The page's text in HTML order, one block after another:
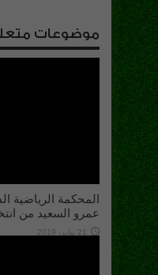
موضوعات
المحكمة الرياضية
عمرو السعيد من
21 يناير، 2019